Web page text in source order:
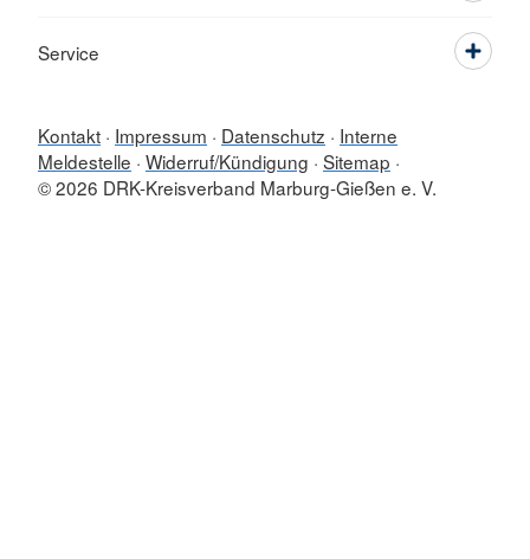
Service
Kontakt Impressum Datenschutz
Interne
Meldestelle Widerruf/Kündigung Sitemap
© 2026 DRK-Kreisverband Marburg-Gießen e. V.